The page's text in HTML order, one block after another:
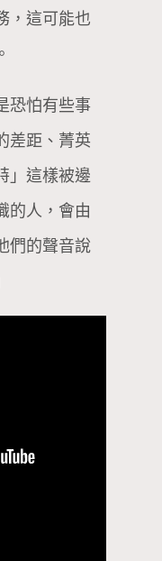
，這可能也
恐怕有些事
差距、菁英
這樣被邊
的人，會由
們的聲音說